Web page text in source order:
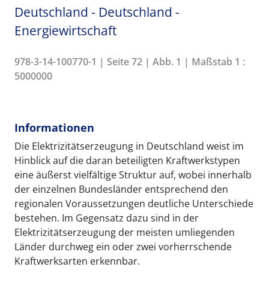
Deutschland - Deutschland -
Energiewirtschaft
978-3-14-100770-1 | Seite 72 | Abb. 1 | Maßstab 1 :
5000000
Informationen
Die Elektrizitätserzeugung in Deutschland weist im
Hinblick auf die daran beteiligten Kraftwerkstypen
eine äußerst vielfältige Struktur auf, wobei innerhalb
der einzelnen Bundesländer entsprechend den
regionalen Voraussetzungen deutliche Unterschiede
bestehen. Im Gegensatz dazu sind in der
Elektrizitätserzeugung der meisten umliegenden
Länder durchweg ein oder zwei vorherrschende
Kraftwerksarten erkennbar.